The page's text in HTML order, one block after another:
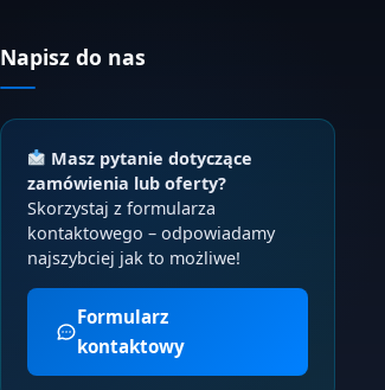
Napisz do nas
Masz pytanie dotyczące
zamówienia lub oferty?
Skorzystaj z formularza
kontaktowego – odpowiadamy
najszybciej jak to możliwe!
Formularz
kontaktowy